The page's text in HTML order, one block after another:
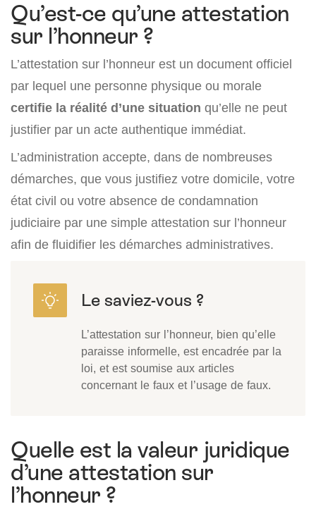
Qu’est-ce qu’une attestation
sur l’honneur ?
L’attestation sur l’honneur est un document officiel
par lequel une personne physique ou morale
certifie la réalité d’une situation qu’elle ne peut
justifier par un acte authentique immédiat.
L’administration accepte, dans de nombreuses
démarches, que vous justifiez votre domicile, votre
état civil ou votre absence de condamnation
judiciaire par une simple attestation sur l’honneur
afin de fluidifier les démarches administratives.
L’attestation sur l’honneur, bien qu’elle
paraisse informelle, est encadrée par la
loi, et est soumise aux articles
concernant le faux et l’usage de faux.
Quelle est la valeur juridique
d’une attestation sur
l’honneur ?